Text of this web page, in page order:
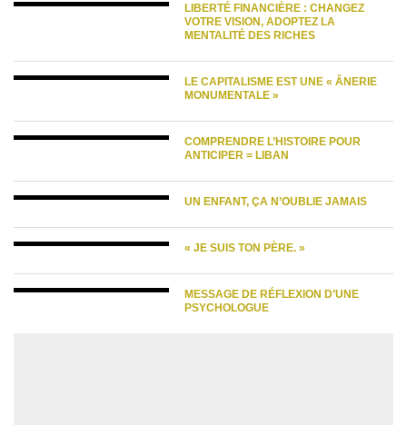
LIBERTÉ FINANCIÈRE : CHANGEZ
VOTRE VISION, ADOPTEZ LA
MENTALITÉ DES RICHES
LE CAPITALISME EST UNE « ÂNERIE
MONUMENTALE »
COMPRENDRE L’HISTOIRE POUR
ANTICIPER = LIBAN
UN ENFANT, ÇA N’OUBLIE JAMAIS
« JE SUIS TON PÈRE. »
MESSAGE DE RÉFLEXION D’UNE
PSYCHOLOGUE